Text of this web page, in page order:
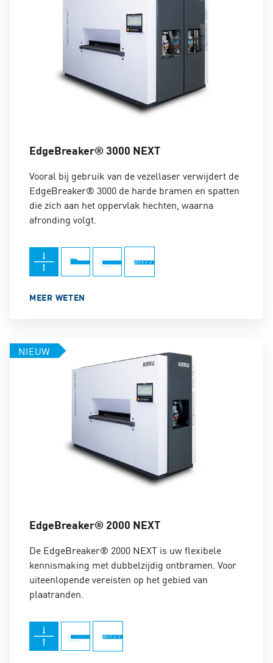
EdgeBreaker® 3000 NEXT
Vooral bij gebruik van de vezellaser verwijdert de
EdgeBreaker® 3000 de harde bramen en spatten
die zich aan het oppervlak hechten, waarna
afronding volgt.
MEER WETEN
NIEUW
EdgeBreaker® 2000 NEXT
De EdgeBreaker® 2000 NEXT is uwflexibele
kennismaking met dubbelzijdig ontbramen. Voor
uiteenlopende vereisten op het gebied van
plaatranden.